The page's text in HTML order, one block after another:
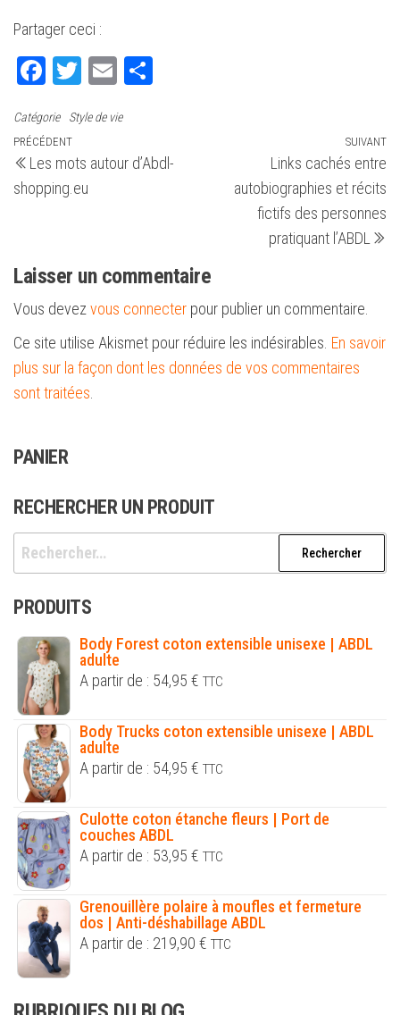
Partager ceci :
Fa
bo
ok
T
tte
r
E
ail
er
Catégorie Style de vie
Navigation
de
l’article
Article
précédent
PRÉCÉDENT
Les mots autour d’Abdl-
shopping.eu
SUIVANT
Links cachés entre
autobiographies et récits
fictifs des personnes
pratiquant l’ABDL
Laisser un commentaire
Vous devez vous connecter pour publier un commentaire.
Ce site utilise Akismet pour réduire les indésirables. En savoir
plus sur la façon dont les données de vos commentaires
sont traitées
PANIER
RECHERCHER UN PRODUIT
Rechercher :
PRODUITS
Body Forest coton extensible unisexe | ABDL
adulte
A partir de : 54,95 € TTC
Body Trucks coton extensible unisexe | ABDL
adulte
A partir de : 54,95 € TTC
Culotte coton étanche fleurs | Port de
couches ABDL
A partir de : 53,95 € TTC
Grenouillère polaire à moufles et fermeture
dos | Anti-déshabillage ABDL
A partir de : 219,90 € TTC